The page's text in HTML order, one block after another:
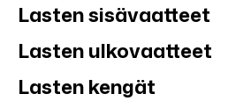
Lasten sisävaatteet
Lasten ulkovaatteet
Lasten kengät